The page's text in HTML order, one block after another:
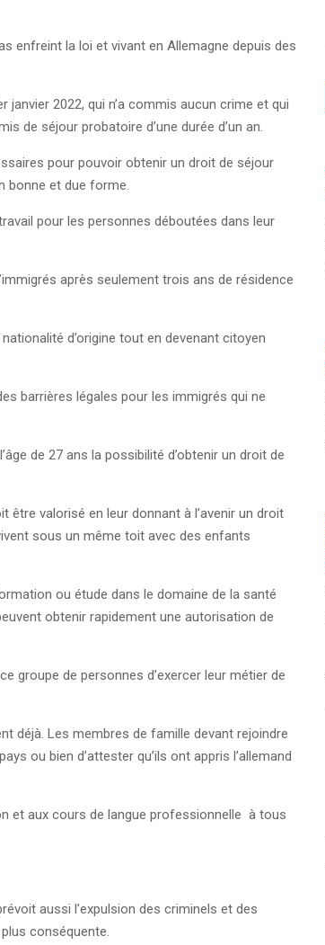
enfreint la loi et vivant en Allemagne depuis des
2022, qui n’a commis aucun crime et qui
de séjour probatoire d’une durée d’un an.
pour pouvoir obtenir un droit de séjour
bonne et due forme.
pour les personnes déboutées dans leur
après seulement trois ans de résidence
d’origine tout en devenant citoyen
barrières légales pour les immigrés qui ne
de 27 ans la possibilité d’obtenir un droit de
valorisé en leur donnant à l’avenir un droit
sous un même toit avec des enfants
ou étude dans le domaine de la santé
obtenir rapidement une autorisation de
groupe de personnes d’exercer leur métier de
déjà. Les membres de famille devant rejoindre
ou bien d’attester qu’ils ont appris l’allemand
et aux cours de langue professionnelle à tous
aussi l’expulsion des criminels et des
conséquente.